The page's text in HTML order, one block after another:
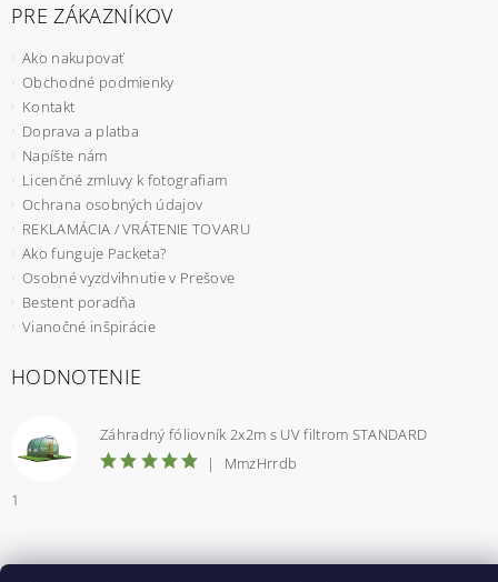
PRE ZÁKAZNÍKOV
Ako nakupovať
Obchodné podmienky
Kontakt
Doprava a platba
Napíšte nám
Licenčné zmluvy k fotografiam
Ochrana osobných údajov
REKLAMÁCIA / VRÁTENIE TOVARU
Ako funguje Packeta?
Osobné vyzdvihnutie v Prešove
Bestent poradňa
Vianočné inšpirácie
HODNOTENIE
Záhradný fóliovník 2x2m s UV filtrom STANDARD
|
MmzHrrdb
1